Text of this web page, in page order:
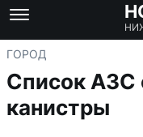
ГОРОД
Список АЗС
канистры